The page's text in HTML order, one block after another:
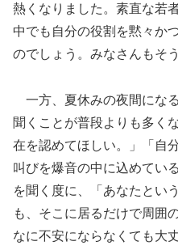
熱くなりました。素直な若
中でも自分の役割を黙々か
のでしょう。みなさんもそ
一方、夏休みの夜間にな
聞くことが普段よりも多く
在を認めてほしい。」「自
叫びを爆音の中に込めてい
を聞く度に、「あなたとい
も、そこに居るだけで周囲
なに不安にならなくても大